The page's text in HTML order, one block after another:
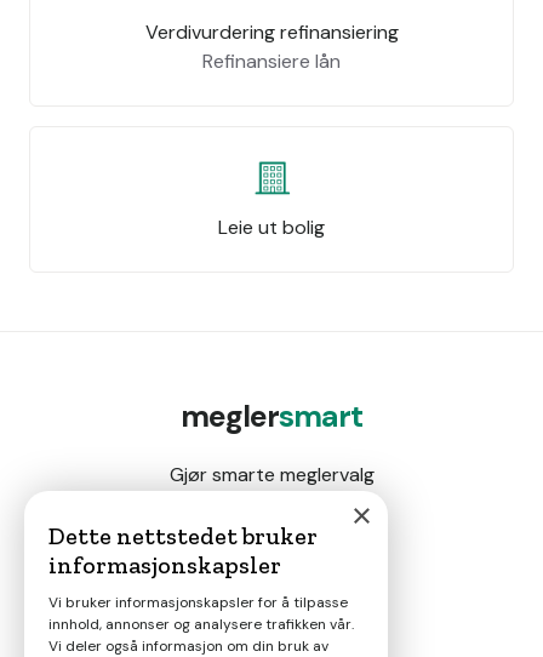
Verdivurdering refinansiering
Refinansiere lån
Leie ut bolig
meglersmart
Gjør smarte meglervalg
Magasin
Nyheter
×
Dette nettstedet bruker
informasjonskapsler
Vi bruker informasjonskapsler for å tilpasse
innhold, annonser og analysere trafikken vår.
Vi deler også informasjon om din bruk av